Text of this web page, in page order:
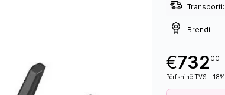
Transporti:
Brendi
€732 00
Përfshinë TVSH 18%